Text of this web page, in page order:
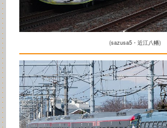
(sazusa5・近江八幡)